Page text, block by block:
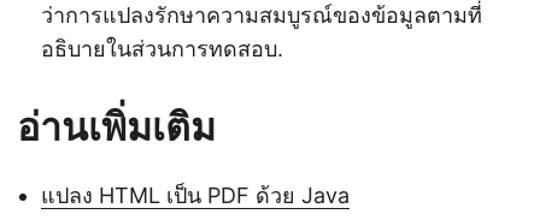
ว่าการแปลงรักษาความสมบูรณ์ของข้อมูลตามที่
อธิบายในส่วนการทดสอบ.
อ่านเพิ่มเติม
แปลง HTML เป็น PDF ด้วย Java